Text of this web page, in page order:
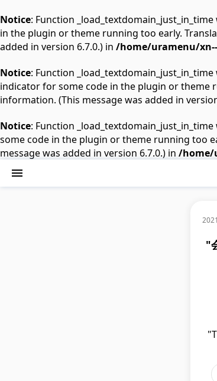
Notice: Function _load_textdomain_just_in_time
in the plugin or theme running too early.
added in version 6.7.0.) in /home/uramenu/
Notice: Function _load_textdomain_just_in_time
indicator for some code in the plugin or theme
information. (This message was added in
Notice: Function _load_textdomain_just_in_time
some code in the plugin or theme running too
message was added in version 6.7.0.) in /home/
"